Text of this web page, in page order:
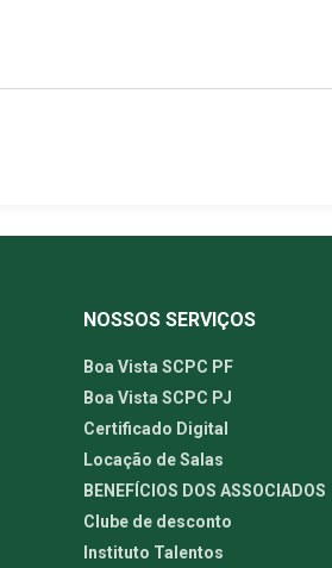
NOSSOS SERVIÇOS
Boa Vista SCPC PF
Boa Vista SCPC PJ
Certificado Digital
Locação de Salas
BENEFÍCIOS DOS
Clube de desconto
Instituto Talentos